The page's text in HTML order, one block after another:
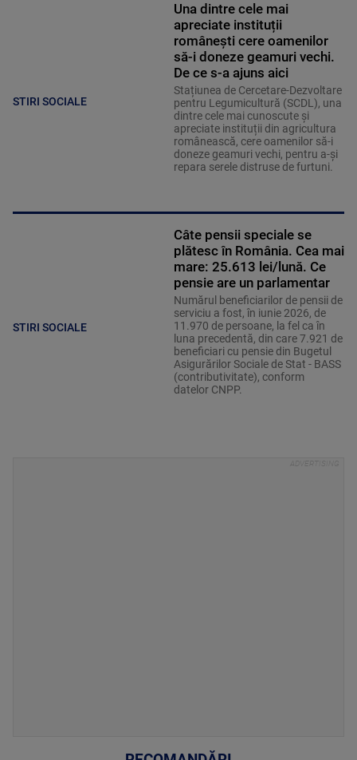
STIRI SOCIALE
Una dintre cele mai
apreciate instituții
românești cere oamenilor
să-i doneze geamuri vechi.
De ce s-a ajuns aici
Stațiunea de Cercetare-Dezvoltare
pentru Legumicultură (SCDL), una
dintre cele mai cunoscute și
apreciate instituții din agricultura
românească, cere oamenilor să-i
doneze geamuri vechi, pentru a-și
repara serele distruse de furtuni.
STIRI SOCIALE
Câte pensii speciale se
plătesc în România. Cea mai
mare: 25.613 lei/lună. Ce
pensie are un parlamentar
Numărul beneficiarilor de pensii de
serviciu a fost, în iunie 2026, de
11.970 de persoane, la fel ca în
luna precedentă, din care 7.921 de
beneficiari cu pensie din Bugetul
Asigurărilor Sociale de Stat - BASS
(contributivitate), conform
datelor CNPP.